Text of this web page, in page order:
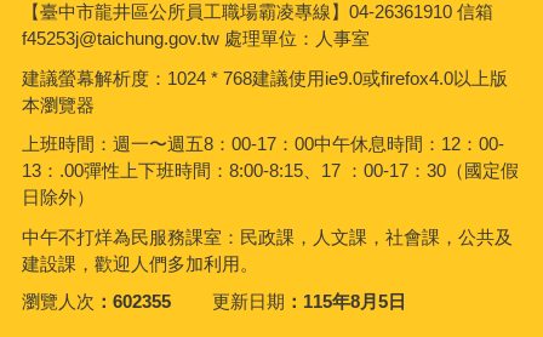
【臺中市龍井區公所員工職場霸凌專線】04-26361910 信箱
f45253j@taichung.gov.tw 處理單位：人事室
建議螢幕解析度：1024 * 768建議使用ie9.0或firefox4.0以上版
本瀏覽器
上班時間：週一〜週五8：00-17：00中午休息時間：12：00-
13：.00彈性上下班時間：8:00-8:15、17 ：00-17：30（國定假
日除外）
中午不打烊為民服務課室：民政課，人文課，社會課，公共及
建設課，歡迎人們多加利用。
瀏覽人次
602355 更新日期 115年8月5日